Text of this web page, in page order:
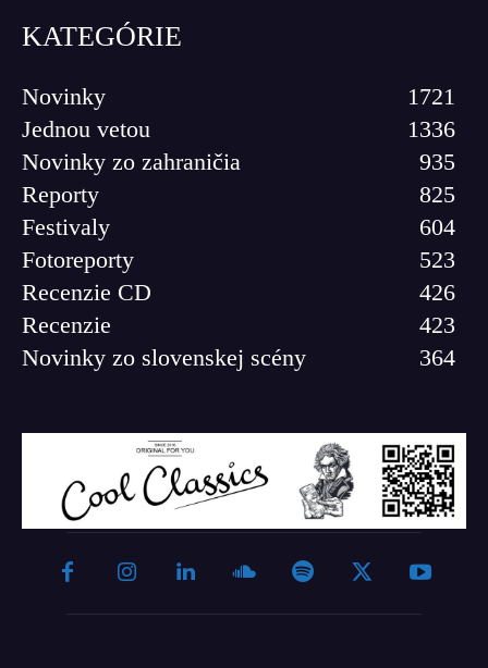
KATEGÓRIE
Novinky
1721
Jednou vetou
1336
Novinky zo zahraničia
935
Reporty
825
Festivaly
604
Fotoreporty
523
Recenzie CD
426
Recenzie
423
Novinky zo slovenskej scény
364